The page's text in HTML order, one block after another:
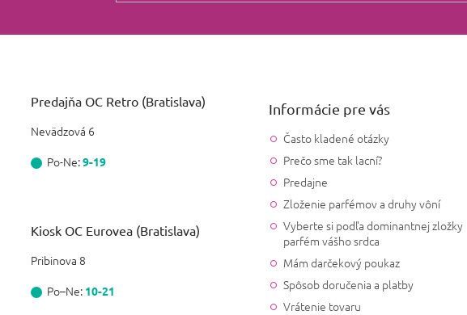
Predajňa OC Retro (Bratislava)
Nevädzová 6
Po-Ne:9-19
Kiosk OC Eurovea (Bratislava)
Pribinova 8
Po–Ne: 10-21
Informácie pre vás
Často kladené otázky
Prečo sme tak lacní?
Predajne
Zloženie parfémov a druhy vôní
Vyberte si podľa dominantnej zložky
parfém vášho srdca
Mám darčekový poukaz
Spôsob doručenia a platby
Vrátenie tovaru